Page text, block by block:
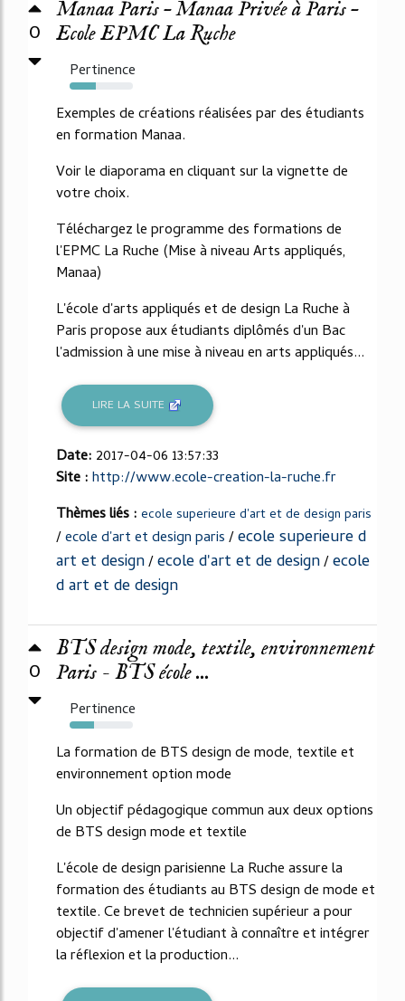
0
Manaa Paris – Manaa Privée à Paris –
Ecole EPMC La Ruche
Pertinence
41%
Exemples de créations réalisées par des étudiants
en formation Manaa.
Voir le diaporama en cliquant sur la vignette de
votre choix.
Téléchargez le programme des formations de
l'EPMC La Ruche (Mise à niveau Arts appliqués,
Manaa)
L'école d'arts appliqués et de design La Ruche à
Paris propose aux étudiants diplômés d'un Bac
l'admission à une mise à niveau en arts appliqués...
LIRE LA SUITE
Date: 2017-04-06 13:57:33
Site :http://www.ecole-creation-la-ruche.fr
Thèmes liés : ecole superieure d'art et de design paris
/ecole d'art et design paris/ecole superieure d
art et design/ecole d'art et de design/ecole
d art et de design
0
BTS design mode, textile, environnement
Paris - BTS école ...
Pertinence
38%
La formation de BTS design de mode, textile et
environnement option mode
Un objectif pédagogique commun aux deux options
de BTS design mode et textile
L'école de design parisienne La Ruche assure la
formation des étudiants au BTS design de mode et
textile. Ce brevet de technicien supérieur a pour
objectif d'amener l'étudiant à connaître et intégrer
la réflexion et la production...